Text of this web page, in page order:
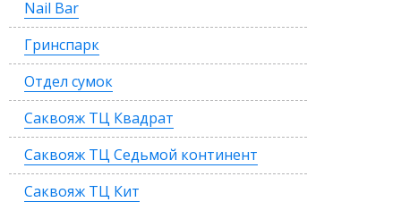
Nail Bar
Гринспарк
Отдел сумок
Саквояж ТЦ Квадрат
Саквояж ТЦ Седьмой континент
Саквояж ТЦ Кит